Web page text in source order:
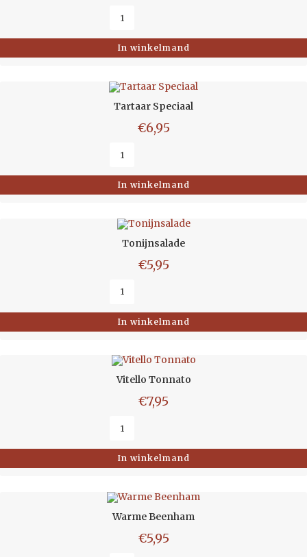
In winkelmand
Tartaar Speciaal
€6,95
In winkelmand
Tonijnsalade
€5,95
In winkelmand
Vitello Tonnato
€7,95
In winkelmand
Warme Beenham
€5,95